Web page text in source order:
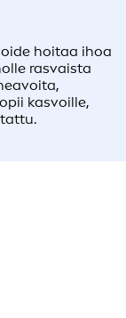
hoitaa ihoa
rasvaista
kasvoille,